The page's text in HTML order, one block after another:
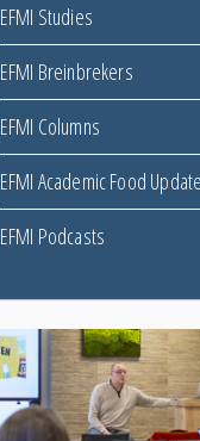
EFMI Studies
EFMI Breinbrekers
EFMI Columns
EFMI Academic Food
EFMI Podcasts